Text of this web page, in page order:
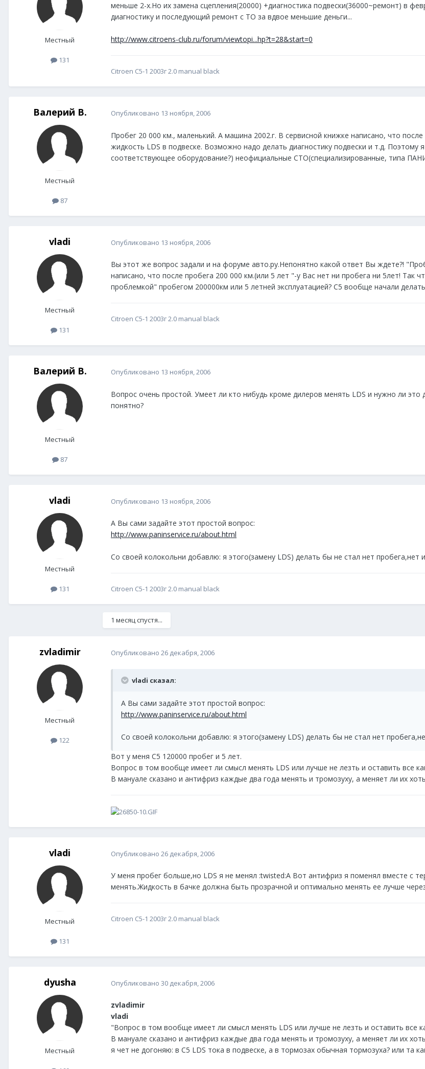
Местный
131
меньше 2-х.Но их замена сцепления(20000) +диагностика подвески(36000~ремонт) в
диагностику и последующий ремонт с ТО за вдвое меньшие деньги...
http://www.citroens-club.ru/forum/viewtopi...hp?t=28&start=0
Citroen C5-1 2003г 2.0 manual black
Валерий В.
Местный
87
Опубликовано 13 ноября, 2006
Пробег 20 000 км., маленький. А машина 2002.г. В сервисной книжке написано, что
жидкость LDS в подвеске. Возможно надо делать диагностику подвески и т.д. Поэтому
соответствующее оборудование?) неофициальные СТО(специализированные, типа
vladi
Местный
131
Опубликовано 13 ноября, 2006
Вы этот же вопрос задали и на форуме авто.ру.Непонятно какой ответ Вы ждете?!
написано, что после пробега 200 000 км.(или 5 лет "-у Вас нет ни пробега ни 5лет!
проблемкой" пробегом 200000км или 5 летней эксплуатацией? С5 вообще начали
Citroen C5-1 2003г 2.0 manual black
Валерий В.
Местный
87
Опубликовано 13 ноября, 2006
Вопрос очень простой. Умеет ли кто нибудь кроме дилеров менять LDS и нужно ли
понятно?
vladi
Местный
131
Опубликовано 13 ноября, 2006
А Вы сами задайте этот простой вопрос:
http://www.paninservice.ru/about.html
Со своей колокольни добавлю: я этого(замену LDS) делать бы не стал нет пробега,нет
Citroen C5-1 2003г 2.0 manual black
1 месяц спустя...
zvladimir
Местный
122
Опубликовано 26 декабря, 2006
vladi сказал:
А Вы сами задайте этот простой вопрос:
http://www.paninservice.ru/about.html
Со своей колокольни добавлю: я этого(замену LDS) делать бы не стал нет
Вот у меня С5 120000 пробег и 5 лет.
Вопрос в том вообще имеет ли смысл менять LDS или лучше не лезть и оставить все
В мануале сказано и антифриз каждые два года менять и тромозуху, а меняет ли их
vladi
Местный
131
Опубликовано 26 декабря, 2006
У меня пробег больше,но LDS я не менял :twisted:А Вот антифриз я поменял вместе с
менять.Жидкость в бачке должна быть прозрачной и оптимально менять ее лучше
Citroen C5-1 2003г 2.0 manual black
dyusha
Местный
Опубликовано 30 декабря, 2006
zvladimir
vladi
"Вопрос в том вообще имеет ли смысл менять LDS или лучше не лезть и оставить все
В мануале сказано и антифриз каждые два года менять и тромозуху, а меняет ли их
я чет не догоняю: в С5 LDS тока в подвеске, а в тормозах обычная тормозуха? или та